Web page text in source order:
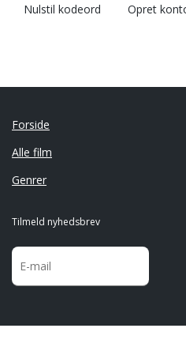
Nulstil kodeord Opret
Forside
Alle film
Genrer
Tilmeld nyhedsbrev